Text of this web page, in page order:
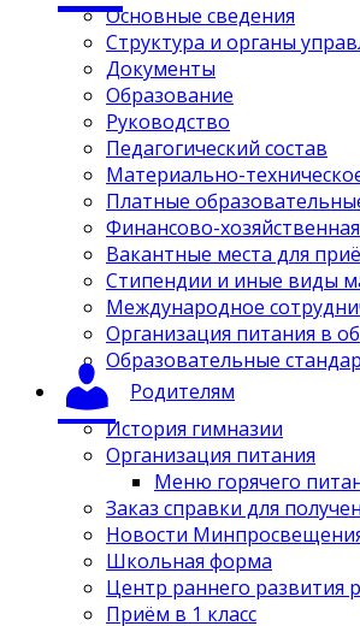
Основные сведения
Структура и органы
Документы
Образование
Руководство
Педагогический состав
Материально-
Платные
Финансово-
Вакантные места для
Стипендии и иные виды
Международное
Организация питания в
Образовательные
Родителям
История гимназии
Организация питания
Меню горячего
Заказ справки для
Новости
Школьная форма
Центр раннего развития
Приём в 1 класс